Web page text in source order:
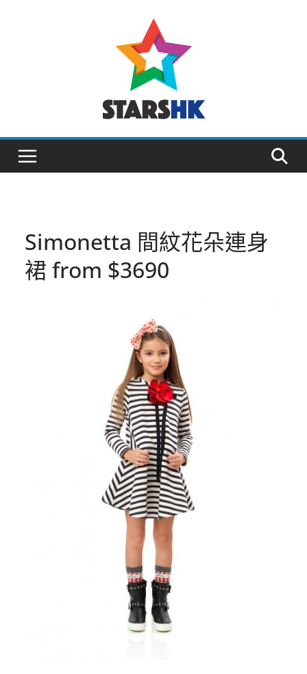
Simonetta 間紋花朵連身
裙 from $3690